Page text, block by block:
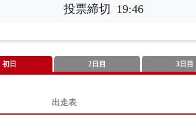
投票締切 19:46
初日 2日目 3日目
出走表